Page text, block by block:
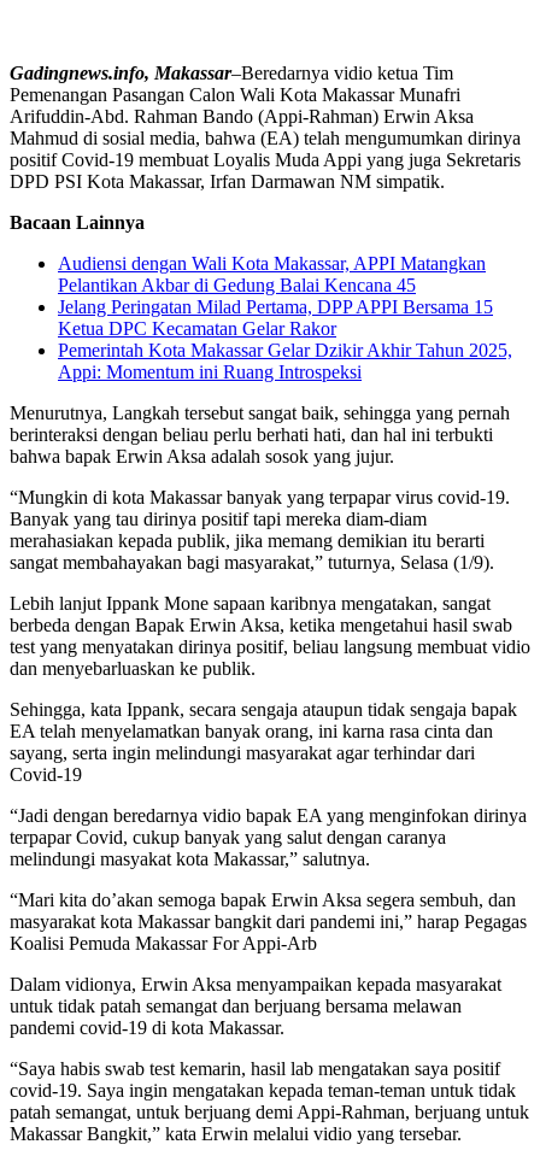
Gadingnews.info, Makassar–Beredarnya vidio ketua Tim
Pemenangan Pasangan Calon Wali Kota Makassar Munafri
Arifuddin-Abd. Rahman Bando (Appi-Rahman) Erwin Aksa
Mahmud di sosial media, bahwa (EA) telah mengumumkan dirinya
positif Covid-19 membuat Loyalis Muda Appi yang juga Sekretaris
DPD PSI Kota Makassar, Irfan Darmawan NM simpatik.
Bacaan Lainnya
Audiensi dengan Wali Kota Makassar, APPI Matangkan
Pelantikan Akbar di Gedung Balai Kencana 45
Jelang Peringatan Milad Pertama, DPP APPI Bersama 15
Ketua DPC Kecamatan Gelar Rakor
Pemerintah Kota Makassar Gelar Dzikir Akhir Tahun 2025,
Appi: Momentum ini Ruang Introspeksi
Menurutnya, Langkah tersebut sangat baik, sehingga yang pernah
berinteraksi dengan beliau perlu berhati hati, dan hal ini terbukti
bahwa bapak Erwin Aksa adalah sosok yang jujur.
“Mungkin di kota Makassar banyak yang terpapar virus covid-19.
Banyak yang tau dirinya positif tapi mereka diam-diam
merahasiakan kepada publik, jika memang demikian itu berarti
sangat membahayakan bagi masyarakat,” tuturnya, Selasa (1/9).
Lebih lanjut Ippank Mone sapaan karibnya mengatakan, sangat
berbeda dengan Bapak Erwin Aksa, ketika mengetahui hasil swab
test yang menyatakan dirinya positif, beliau langsung membuat vidio
dan menyebarluaskan ke publik.
Sehingga, kata Ippank, secara sengaja ataupun tidak sengaja bapak
EA telah menyelamatkan banyak orang, ini karna rasa cinta dan
sayang, serta ingin melindungi masyarakat agar terhindar dari
Covid-19
“Jadi dengan beredarnya vidio bapak EA yang menginfokan dirinya
terpapar Covid, cukup banyak yang salut dengan caranya
melindungi masyakat kota Makassar,” salutnya.
“Mari kita do’akan semoga bapak Erwin Aksa segera sembuh, dan
masyarakat kota Makassar bangkit dari pandemi ini,” harap Pegagas
Koalisi Pemuda Makassar For Appi-Arb
Dalam vidionya, Erwin Aksa menyampaikan kepada masyarakat
untuk tidak patah semangat dan berjuang bersama melawan
pandemi covid-19 di kota Makassar.
“Saya habis swab test kemarin, hasil lab mengatakan saya positif
covid-19. Saya ingin mengatakan kepada teman-teman untuk tidak
patah semangat, untuk berjuang demi Appi-Rahman, berjuang untuk
Makassar Bangkit,” kata Erwin melalui vidio yang tersebar.